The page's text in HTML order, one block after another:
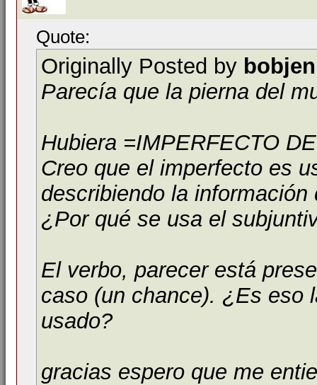
Quote:
Originally Posted by
Parecía que la pierna del
Hubiera =IMPERFECTO
Creo que el imperfecto es
describiendo la
¿Por qué se usa el
El verbo, parecer está
caso (un chance). ¿Es eso
usado?
gracias espero que me